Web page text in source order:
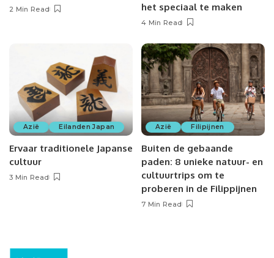
2 Min Read
het speciaal te maken
4 Min Read
Azië Eilanden Japan
Ervaar traditionele Japanse
cultuur
3 Min Read
Azië Filipijnen
Buiten de gebaande
paden: 8 unieke natuur- en
cultuurtrips om te
proberen in de Filippijnen
7 Min Read